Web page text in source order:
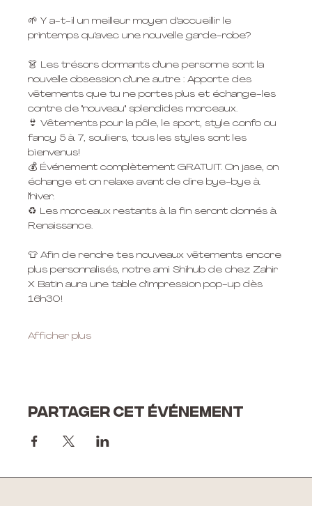
🌱 Y a-t-il un meilleur moyen d'accueillir le
printemps qu'avec une nouvelle garde-robe?
👗 Les trésors dormants d'une personne sont la
nouvelle obsession d'une autre : Apporte des
vêtements que tu ne portes plus et échange-les
contre de "nouveau" splendides morceaux.
👙 Vêtements pour la pôle, le sport, style confo ou
fancy 5 à 7, souliers, tous les styles sont les
bienvenus!
💰 Événement complètement GRATUIT. On jase, on
échange et on relaxe avant de dire bye-bye à
l'hiver.
♻️ Les morceaux restants à la fin seront donnés à
Renaissance.
👕 Afin de rendre tes nouveaux vêtements encore
plus personnalisés, notre ami Shihub de chez Zahir
X Batin aura une table d'impression pop-up dès
16h30!
Afficher plus
Partager cet événement